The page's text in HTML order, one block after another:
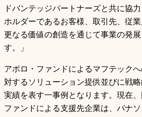
ドバンテッジパートナーズと共に協
ホルダーであるお客様、取引先、従
更なる価値の創造を通じて事業の発
す。」
アポロ・ファンドによるマフテック
対するソリューション提供並びに戦
実績を表す一事例となります。現在
ファンドによる支援先企業は、パナ